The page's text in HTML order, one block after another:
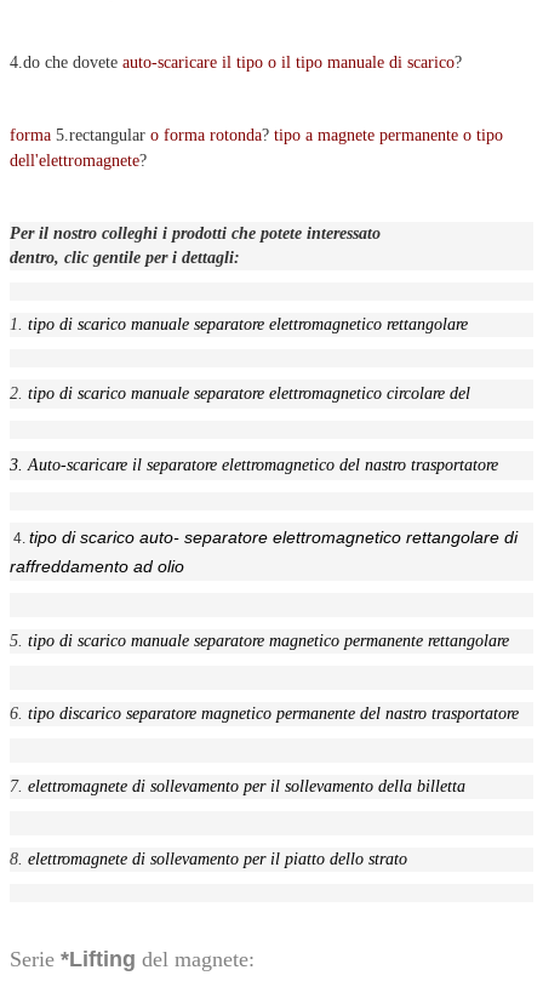
4.do che dovete auto-scaricare il tipo o il tipo manuale di scarico?
forma 5.rectangular o forma rotonda? tipo a magnete permanente o tipo
dell'elettromagnete?
Per il nostro colleghi i prodotti che potete interessato
dentro, clic gentile per i dettagli:
1. tipo di scarico manuale separatore elettromagnetico rettangolare
2. tipo di scarico manuale separatore elettromagnetico circolare del
3. Auto-scaricare il separatore elettromagnetico del nastro trasportatore
4. tipo di scarico auto- separatore elettromagnetico rettangolare di
raffreddamento ad olio
5. tipo di scarico manuale separatore magnetico permanente rettangolare
6. tipo discarico separatore magnetico permanente del nastro trasportatore
7. elettromagnete di sollevamento per il sollevamento della billetta
8. elettromagnete di sollevamento per il piatto dello strato
Serie *Lifting del magnete: